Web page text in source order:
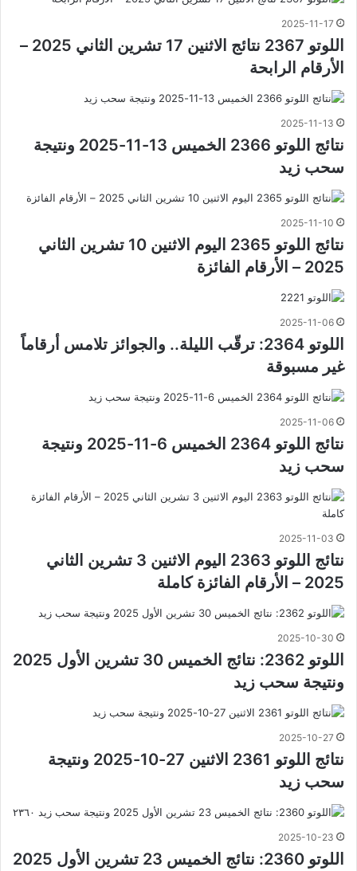
2025-11-17
اللوتو 2367 نتائج الاثنين 17 تشرين الثاني 2025 –
الأرقام الرابحة
2025-11-13
نتائج اللوتو 2366 الخميس 13-11-2025 ونتيجة
سحب زيد
2025-11-10
نتائج اللوتو 2365 اليوم الاثنين 10 تشرين الثاني
2025 – الأرقام الفائزة
2025-11-06
اللوتو 2364: ترقّب الليلة.. والجوائز تلامس أرقاماً
غير مسبوقة
2025-11-06
نتائج اللوتو 2364 الخميس 6-11-2025 ونتيجة
سحب زيد
2025-11-03
نتائج اللوتو 2363 اليوم الاثنين 3 تشرين الثاني
2025 – الأرقام الفائزة كاملة
2025-10-30
اللوتو 2362: نتائج الخميس 30 تشرين الأول 2025
ونتيجة سحب زيد
2025-10-27
نتائج اللوتو 2361 الاثنين 27-10-2025 ونتيجة
سحب زيد
2025-10-23
اللوتو 2360: نتائج الخميس 23 تشرين الأول 2025